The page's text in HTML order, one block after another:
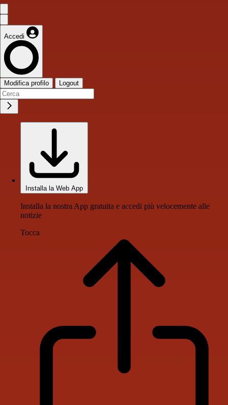
Accedi
Modifica profilo Logout
Installa la Web App
Installa la nostra App gratuita e accedi più velocemente alle
notizie
Tocca